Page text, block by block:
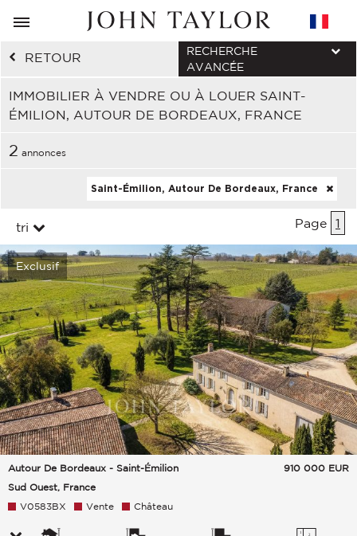
RETOUR
IMMOBILIER À VENDRE OU À LOUER SAINT-
ÉMILION, AUTOUR DE BORDEAUX, FRANCE
RECHERCHE
AVANCÉE
2 annonces
Saint-Émilion, Autour De Bordeaux, France
tri Page 1
Exclusif
Autour De Bordeaux - Saint-Émilion
Sud Ouest, France
910 000 EUR
V0583BX Vente Château